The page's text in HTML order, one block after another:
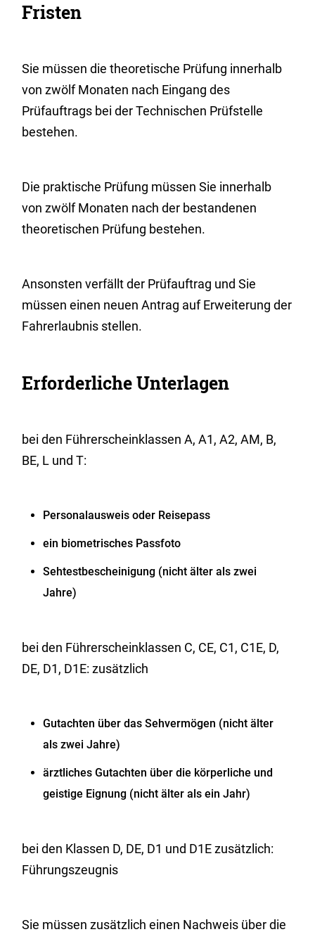
Fristen
Sie müssen die theoretische Prüfung innerhalb
von zwölf Monaten nach Eingang des
Prüfauftrags bei der Technischen Prüfstelle
bestehen.
Die praktische Prüfung müssen Sie innerhalb
von zwölf Monaten nach der bestandenen
theoretischen Prüfung bestehen.
Ansonsten verfällt der Prüfauftrag und Sie
müssen einen neuen Antrag auf Erweiterung der
Fahrerlaubnis stellen.
Erforderliche Unterlagen
bei den Führerscheinklassen A, A1, A2, AM, B,
BE, L und T:
Personalausweis oder Reisepass
ein biometrisches Passfoto
Sehtestbescheinigung (nicht älter als zwei
Jahre)
bei den Führerscheinklassen C, CE, C1, C1E, D,
DE, D1, D1E: zusätzlich
Gutachten über das Sehvermögen (nicht älter
als zwei Jahre)
ärztliches Gutachten über die körperliche und
geistige Eignung (nicht älter als ein Jahr)
bei den Klassen D, DE, D1 und D1E zusätzlich:
Führungszeugnis
Sie müssen zusätzlich einen Nachweis über die